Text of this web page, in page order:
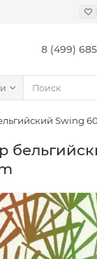
8 (499)
Swing